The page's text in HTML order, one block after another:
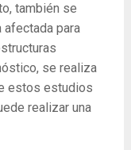
también se
afectada para
se realiza
estos estudios
realizar una